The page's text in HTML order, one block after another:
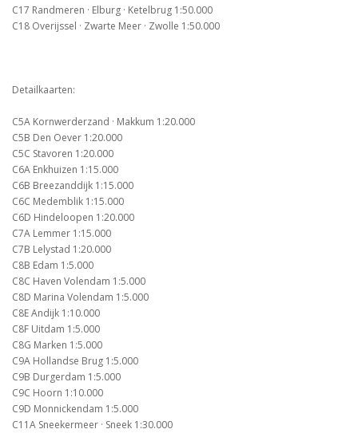
C17 Randmeren · Elburg · Ketelbrug 1:50.000
C18 Overijssel · Zwarte Meer · Zwolle 1:50.000
Detailkaarten:
C5A Kornwerderzand · Makkum 1:20.000
C5B Den Oever 1:20.000
C5C Stavoren 1:20.000
C6A Enkhuizen 1:15.000
C6B Breezanddijk 1:15.000
C6C Medemblik 1:15.000
C6D Hindeloopen 1:20.000
C7A Lemmer 1:15.000
C7B Lelystad 1:20.000
C8B Edam 1:5.000
C8C Haven Volendam 1:5.000
C8D Marina Volendam 1:5.000
C8E Andijk 1:10.000
C8F Uitdam 1:5.000
C8G Marken 1:5.000
C9A Hollandse Brug 1:5.000
C9B Durgerdam 1:5.000
C9C Hoorn 1:10.000
C9D Monnickendam 1:5.000
C11A Sneekermeer · Sneek 1:30.000